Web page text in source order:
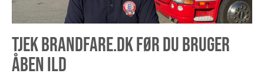
TJEK BRANDFARE.DK FØR DU BRUGER
ÅBEN ILD